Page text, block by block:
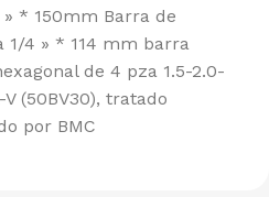
* 150mm Barra de
1/4 » * 114 mm barra
de 4 pza 1.5-2.0-
(50BV30), tratado
por BMC